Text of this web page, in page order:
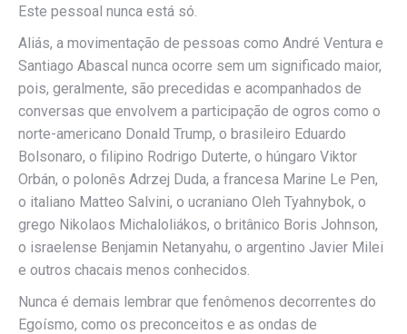
Este pessoal nunca está só.
Aliás, a movimentação de pessoas como André Ventura e
Santiago Abascal nunca ocorre sem um significado maior,
pois, geralmente, são precedidas e acompanhados de
conversas que envolvem a participação de ogros como o
norte-americano Donald Trump, o brasileiro Eduardo
Bolsonaro, o filipino Rodrigo Duterte, o húngaro Viktor
Orbán, o polonês Adrzej Duda, a francesa Marine Le Pen,
o italiano Matteo Salvini, o ucraniano Oleh Tyahnybok, o
grego Nikolaos Michaloliákos, o britânico Boris Johnson,
o israelense Benjamin Netanyahu, o argentino Javier Milei
e outros chacais menos conhecidos.
Nunca é demais lembrar que fenômenos decorrentes do
Egoísmo, como os preconceitos e as ondas de